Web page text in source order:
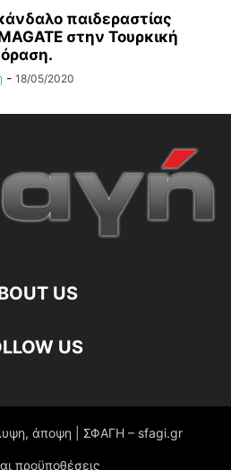
παιδεραστίας
στην Τουρκική
- 18/05/2020
US
US
άποψη | ΣΦΑΓΗ – sfagi.gr
προϋποθέσεις